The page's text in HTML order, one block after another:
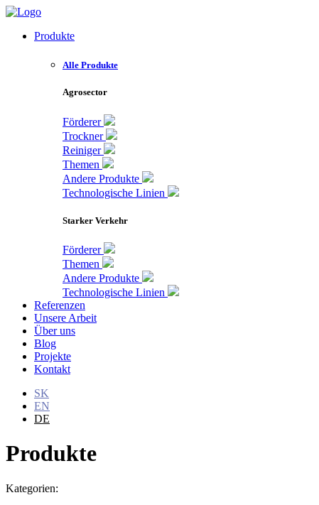
Zum
springenProdukte
Alle Produkte
Agrosector
Förderer
Trockner
Reiniger
Themen
Andere Produkte
Technologische Linien
Starker Verkehr
Förderer
Themen
Andere Produkte
Technologische Linien
Referenzen
Unsere Arbeit
Über uns
Blog
Projekte
Kontakt
SK
EN
DE
Produkte
Kategorien: